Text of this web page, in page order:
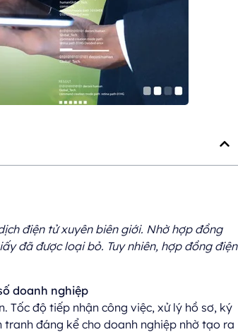
điện tử xuyên biên giới. Nhờ hợp đồng
đã được loại bỏ. Tuy nhiên, hợp đồng điện
doanh nghiệp
Tốc độ tiếp nhận công việc, xử lý hồ sơ, ký
đáng kể cho doanh nghiệp nhờ tạo ra